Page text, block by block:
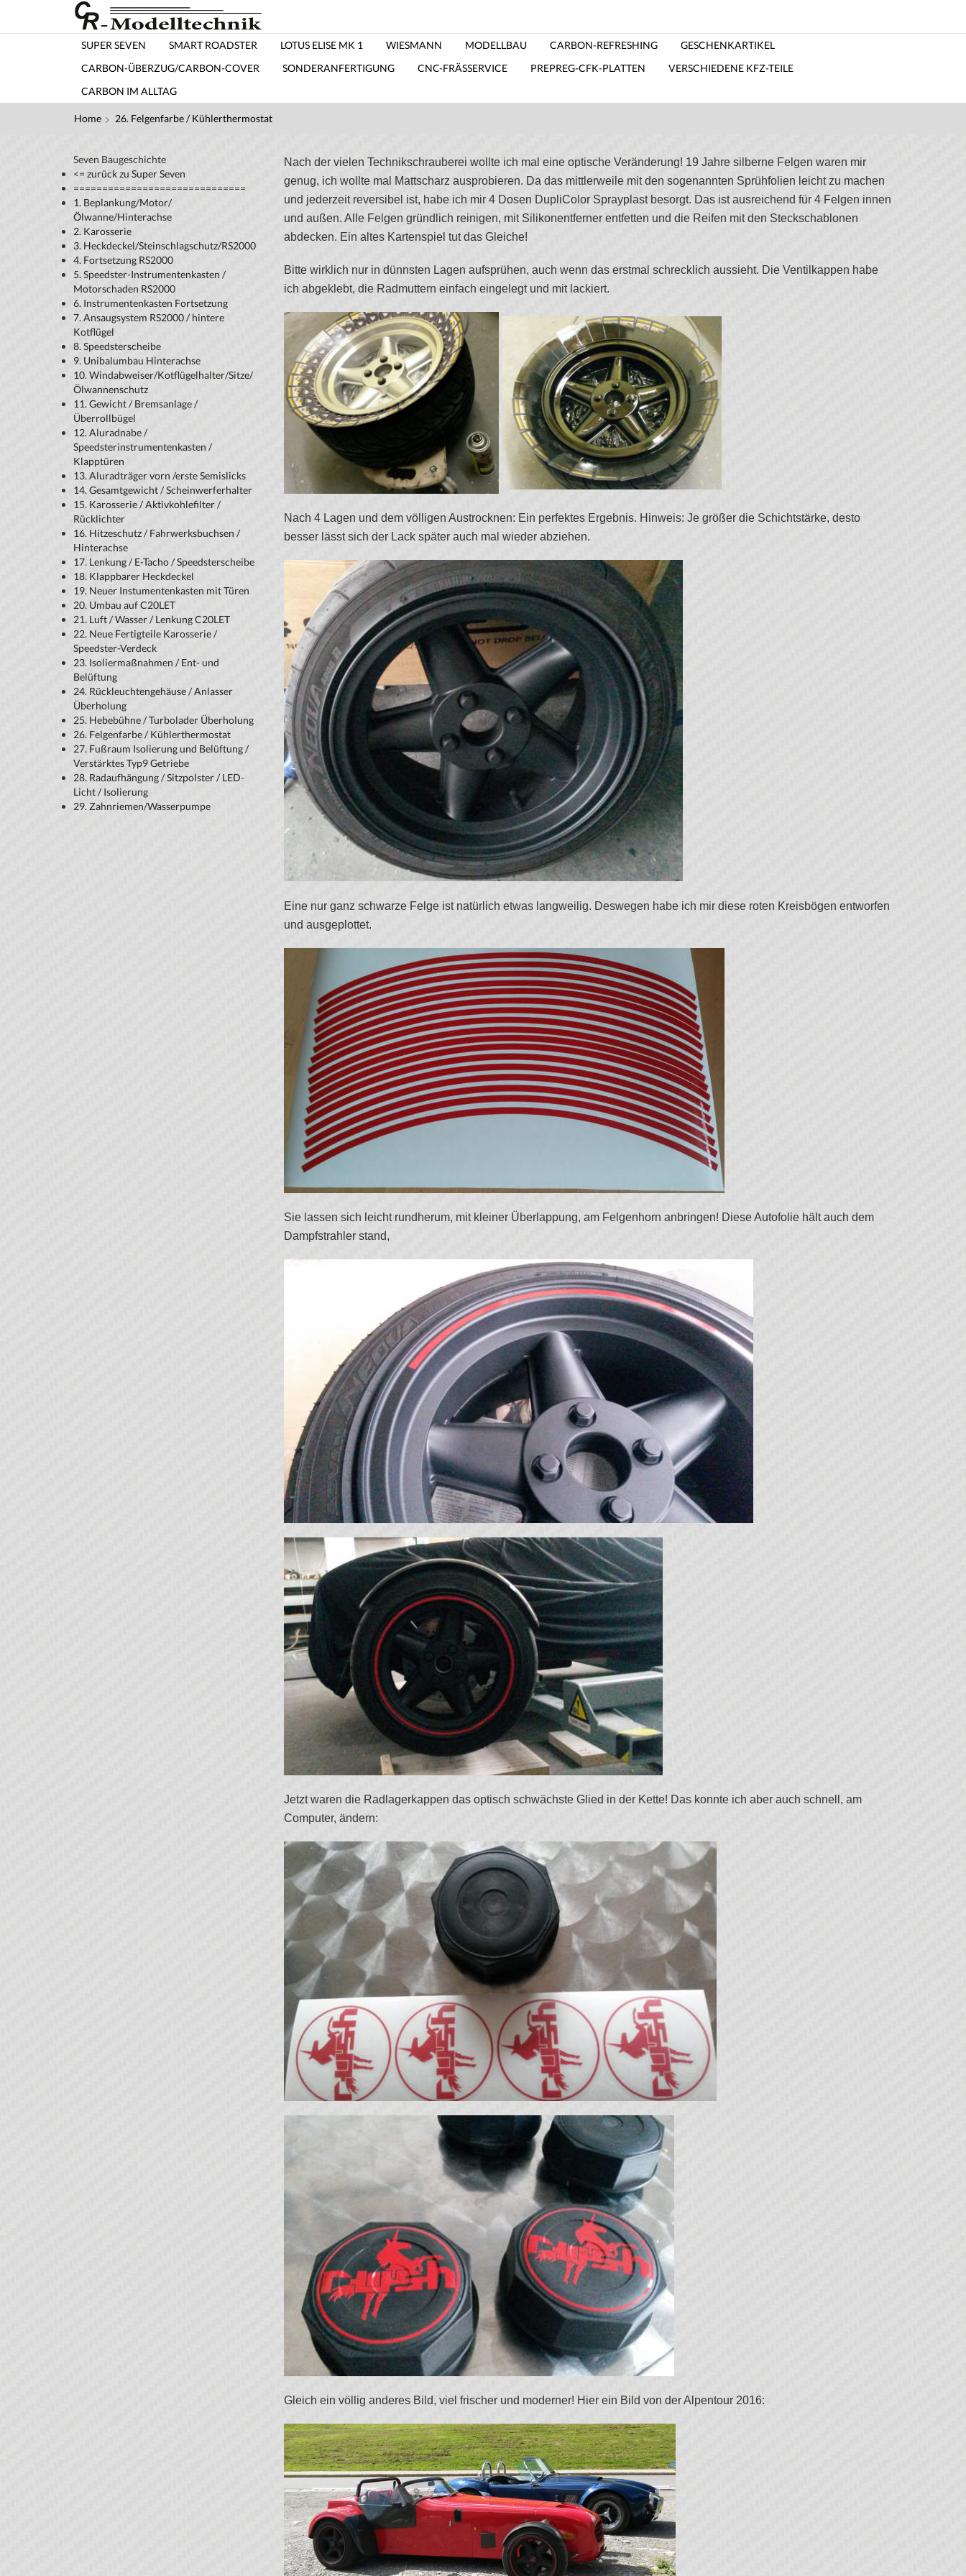
SUPER SEVEN SMART ROADSTER LOTUS ELISE MK 1 WIESMANN MODELLBAU CARBON-REFRESHING
GESCHENKARTIKEL
CARBON-ÜBERZUG/CARBON-COVER
SONDERANFERTIGUNG CNC-FRÄSSERVICE PREPREG-CFK-PLATTEN
VERSCHIEDENE KFZ-TEILE
CARBON IM ALLTAG
Home 26. Felgenfarbe / Kühlerthermostat
Nach der vielen Technikschrauberei wollte ich mal eine optische Veränderung! 19 Jahre silberne Felgen waren mir
genug, ich wollte mal Mattscharz ausprobieren. Da das mittlerweile mit den sogenannten Sprühfolien leicht zu machen
und jederzeit reversibel ist, habe ich mir 4 Dosen DupliColor Sprayplast besorgt. Das ist ausreichend für 4 Felgen innen
und außen. Alle Felgen gründlich reinigen, mit Silikonentferner entfetten und die Reifen mit den Steckschablonen
abdecken. Ein altes Kartenspiel tut das Gleiche!
Bitte wirklich nur in dünnsten Lagen aufsprühen, auch wenn das erstmal schrecklich aussieht. Die Ventilkappen habe
ich abgeklebt, die Radmuttern einfach eingelegt und mit lackiert.
Nach 4 Lagen und dem völligen Austrocknen: Ein perfektes Ergebnis. Hinweis: Je größer die Schichtstärke, desto
besser lässt sich der Lack später auch mal wieder abziehen.
Eine nur ganz schwarze Felge ist natürlich etwas langweilig. Deswegen habe ich mir diese roten Kreisbögen entworfen
und ausgeplottet.
Sie lassen sich leicht rundherum, mit kleiner Überlappung, am Felgenhorn anbringen! Diese Autofolie hält auch dem
Dampfstrahler stand,
Jetzt waren die Radlagerkappen das optisch schwächste Glied in der Kette! Das konnte ich aber auch schnell, am
Computer, ändern:
Gleich ein völlig anderes Bild, viel frischer und moderner! Hier ein Bild von der Alpentour 2016:
Seven Baugeschichte
<= zurück zu Super Seven
==============================
1. Beplankung/Motor/
Ölwanne/Hinterachse
2. Karosserie
3. Heckdeckel/Steinschlagschutz/RS2000
4. Fortsetzung RS2000
5. Speedster-Instrumentenkasten /
Motorschaden RS2000
6. Instrumentenkasten Fortsetzung
7. Ansaugsystem RS2000 / hintere
Kotflügel
8. Speedsterscheibe
9. Unibalumbau Hinterachse
10. Windabweiser/Kotflügelhalter/Sitze/
Ölwannenschutz
11. Gewicht / Bremsanlage /
Überrollbügel
12. Aluradnabe /
Speedsterinstrumentenkasten /
Klapptüren
13. Aluradträger vorn /erste Semislicks
14. Gesamtgewicht / Scheinwerferhalter
15. Karosserie / Aktivkohlefilter /
Rücklichter
16. Hitzeschutz / Fahrwerksbuchsen /
Hinterachse
17. Lenkung / E-Tacho / Speedsterscheibe
18. Klappbarer Heckdeckel
19. Neuer Instumentenkasten mit Türen
20. Umbau auf C20LET
21. Luft / Wasser / Lenkung C20LET
22. Neue Fertigteile Karosserie /
Speedster-Verdeck
23. Isoliermaßnahmen / Ent- und
Belüftung
24. Rückleuchtengehäuse / Anlasser
Überholung
25. Hebebühne / Turbolader Überholung
26. Felgenfarbe / Kühlerthermostat
27. Fußraum Isolierung und Belüftung /
Verstärktes Typ9 Getriebe
28. Radaufhängung / Sitzpolster / LED-
Licht / Isolierung
29. Zahnriemen/Wasserpumpe